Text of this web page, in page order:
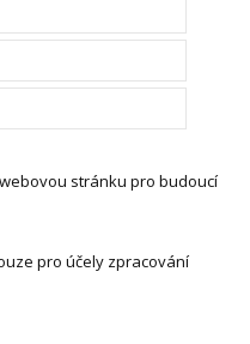
stránku pro budoucí
pro účely zpracování